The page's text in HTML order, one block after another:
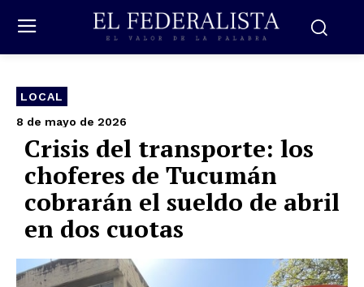
LOCAL
8 de mayo de 2026
Crisis del transporte: los
choferes de Tucumán
cobrarán el sueldo de abril
en dos cuotas